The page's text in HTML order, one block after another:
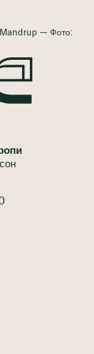
Mandrup — Фото: